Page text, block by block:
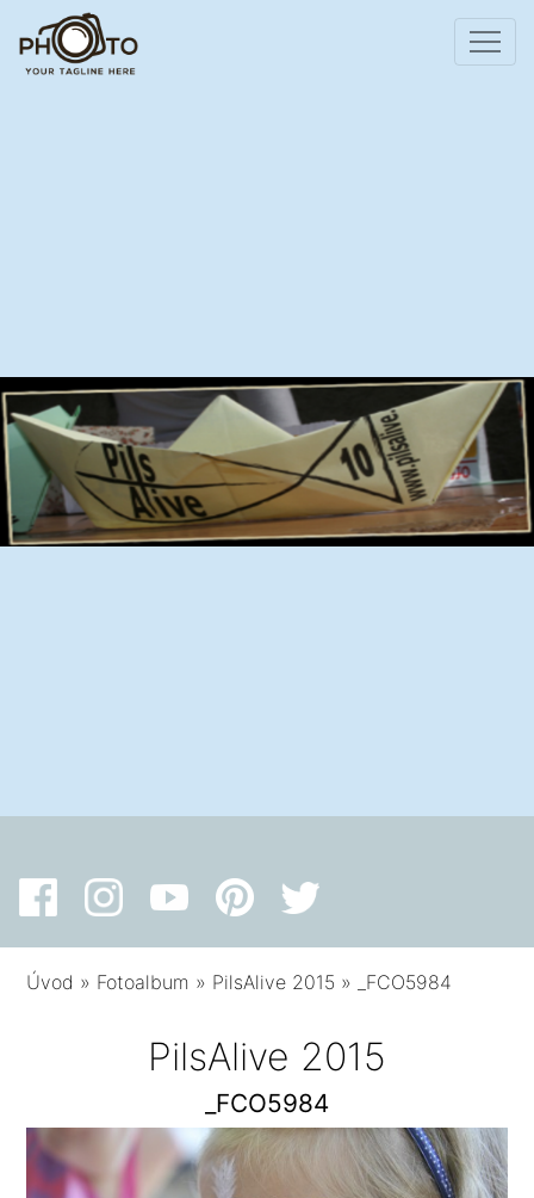
Úvod » Fotoalbum » PilsAlive 2015 » _FCO5984
PilsAlive 2015
_FCO5984